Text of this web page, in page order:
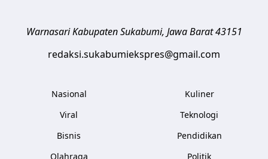
Warnasari Kabupaten Sukabumi, Jawa Barat 43151
redaksi.sukabumiekspres@gmail.com
Nasional
Viral
Bisnis
Olahraga
Kuliner
Teknologi
Pendidikan
Politik